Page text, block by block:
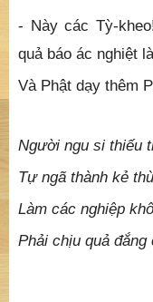
- Này các Tỳ-
quả báo ác nghiệt
Và Phật dạy thêm
Người ngu si thiếu
Tự ngã thành kẻ thù
Làm các nghiệp
Phải chịu quả đắng